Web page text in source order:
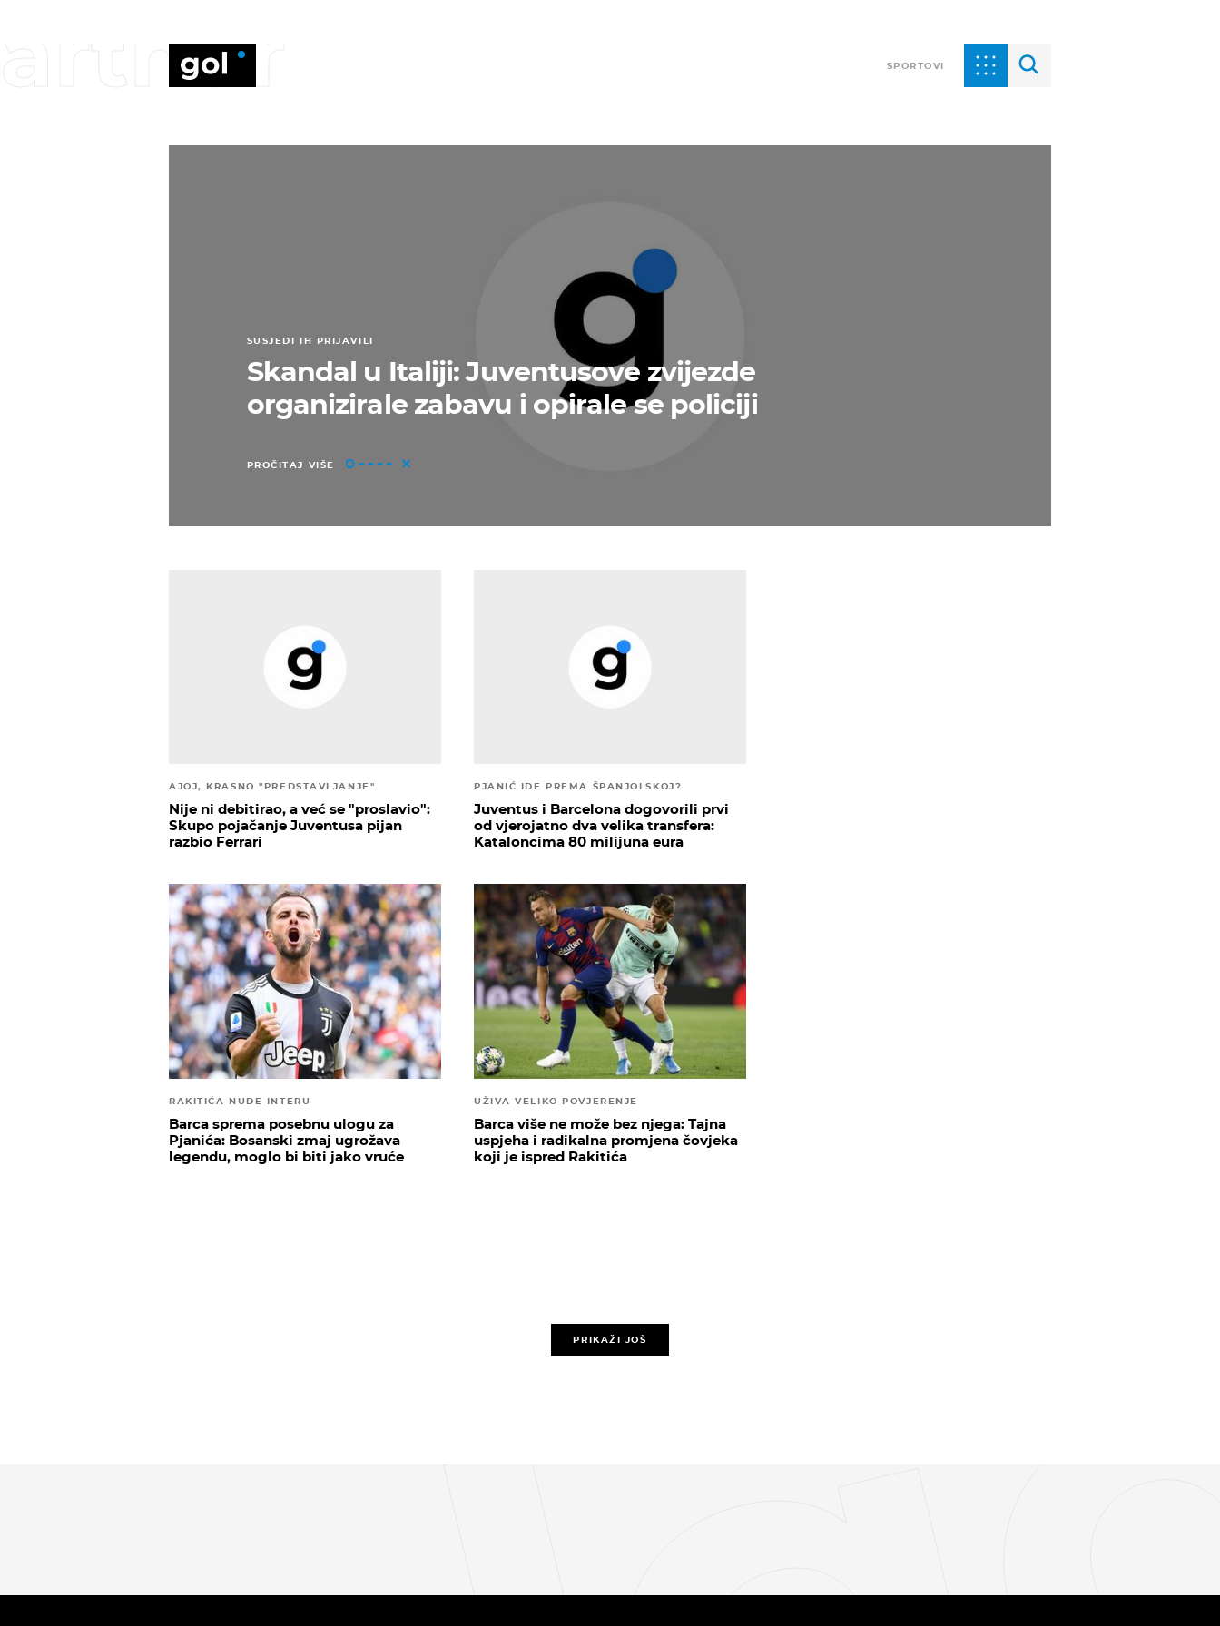
SPORTOVI
arthur
SUSJEDI IH PRIJAVILI
Skandal u Italiji: Juventusove zvijezde
organizirale zabavu i opirale se policiji
PROČITAJ VIŠE
AJOJ, KRASNO "PREDSTAVLJANJE"
Nije ni debitirao, a već se "proslavio":
Skupo pojačanje Juventusa pijan
razbio Ferrari
PJANIĆ IDE PREMA ŠPANJOLSKOJ?
Juventus i Barcelona dogovorili prvi
od vjerojatno dva velika transfera:
Kataloncima 80 milijuna eura
RAKITIĆA NUDE INTERU
Barca sprema posebnu ulogu za
Pjanića: Bosanski zmaj ugrožava
legendu, moglo bi biti jako vruće
UŽIVA VELIKO POVJERENJE
Barca više ne može bez njega: Tajna
uspjeha i radikalna promjena čovjeka
koji je ispred Rakitića
PRIKAŽI JOŠ